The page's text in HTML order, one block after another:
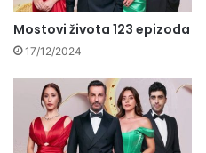
Mostovi života 123 epizoda
17/12/2024